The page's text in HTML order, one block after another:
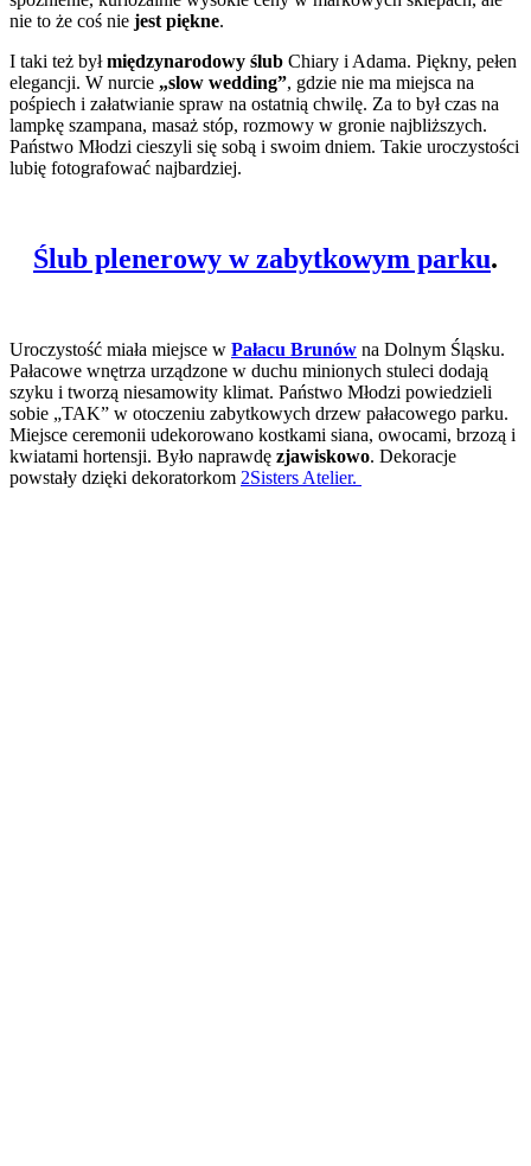
nie to że coś nie jest piękne.
I taki też byłmiędzynarodowy ślub Chiary i Adama. Piękny, pełen
elegancji. W nurcie „slow wedding”, gdzie nie ma miejsca na
pośpiech i załatwianie spraw na ostatnią chwilę. Za to był czas na
lampkę szampana, masaż stóp, rozmowy w gronie najbliższych.
Państwo Młodzi cieszyli się sobą i swoim dniem. Takie uroczystości
lubię fotografować najbardziej.
Ślub plenerowy w zabytkowym parku.
Uroczystość miała miejsce w Pałacu Brunów na Dolnym Śląsku.
Pałacowe wnętrza urządzone w duchu minionych stuleci dodają
szyku i tworzą niesamowity klimat. Państwo Młodzi powiedzieli
sobie „TAK” w otoczeniu zabytkowych drzew pałacowego parku.
Miejsce ceremonii udekorowano kostkami siana, owocami, brzozą i
kwiatami hortensji. Było naprawdę zjawiskowo. Dekoracje
powstały dzięki dekoratorkom 2Sisters Atelier.